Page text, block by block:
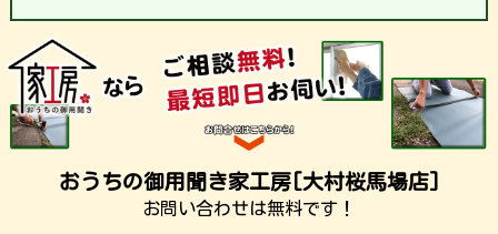
おうちの御用聞き家工房[大村桜馬場店]
お問い合わせは無料です！